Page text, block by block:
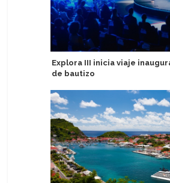
Explora III inicia viaje
de bautizo